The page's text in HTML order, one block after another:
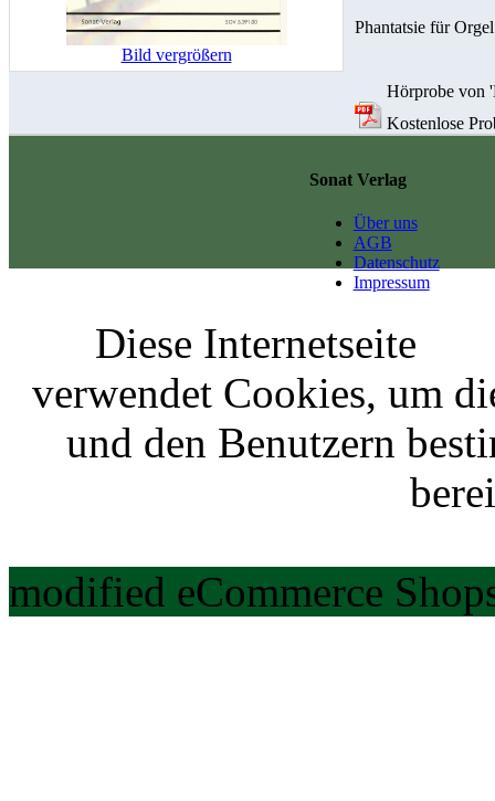
Bild vergrößern
Phantatsie für
Hörprobe von
Kostenlose
Sonat Verlag
Über uns
AGB
Datenschutz
Impressum
Diese Internetseite
verwendet Cookies, um
und den Benutzern
modified eCommerce